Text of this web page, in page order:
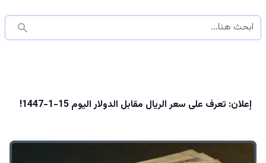
إعلان: تعرف على سعر الريال مقابل الدولار اليوم 15-1-1447!